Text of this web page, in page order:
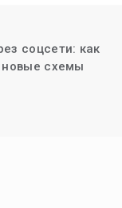
соцсети: как
схемы